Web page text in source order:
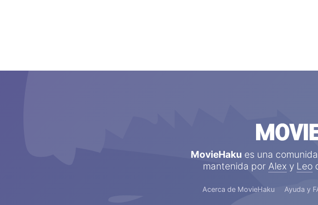
MovieHaku es una
mantenida por Alex y Leo
Acerca de MovieHaku Ayuda y